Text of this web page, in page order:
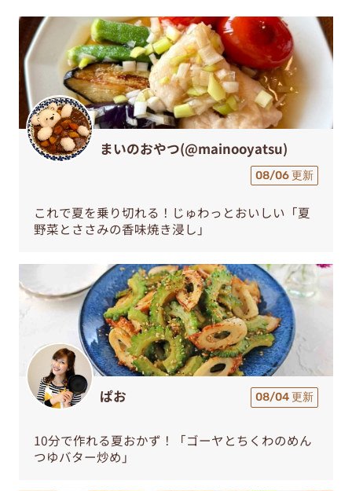
まいのおやつ(@mainooyatsu)
08/06 更新
これで夏を乗り切れる！じゅわっとおいしい「夏
野菜とささみの香味焼き浸し」
ぱお 08/04 更新
10分で作れる夏おかず！「ゴーヤとちくわのめん
つゆバター炒め」